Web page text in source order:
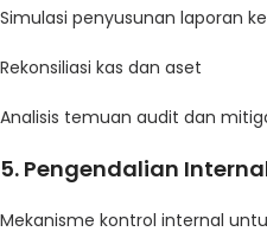
Simulasi penyusunan laporan
Rekonsiliasi kas dan aset
Analisis temuan audit dan
5. Pengendalian
Mekanisme kontrol internal